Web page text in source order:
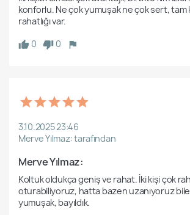
konforlu. Ne çok yumuşak ne çok sert, tam
0
0
3.10.2025 23:46
Merve Yılmaz: tarafından
Merve Yılmaz:
Koltuk oldukça geniş ve rahat. İki kişi çok
oturabiliyoruz, hatta bazen uzanıyoruz